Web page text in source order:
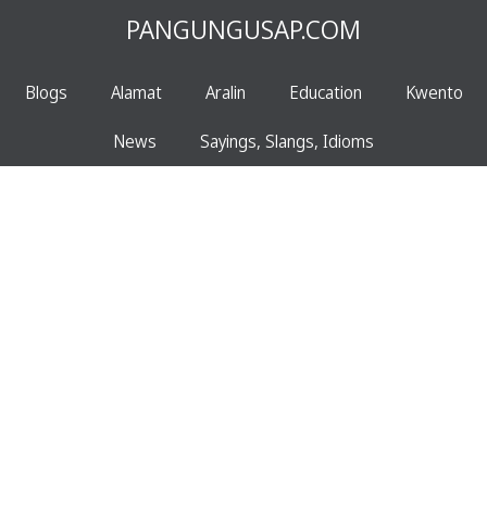
PANGUNGUSAP.COM
Blogs Alamat Aralin Education Kwento
News Sayings, Slangs, Idioms